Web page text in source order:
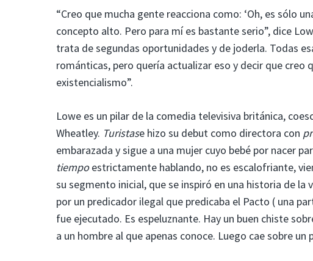
“Creo que mucha gente reacciona como: ‘Oh, es sólo
concepto alto. Pero para mí es bastante serio”, dice
trata de segundas oportunidades y de joderla. Todas
románticas, pero quería actualizar eso y decir que creo
existencialismo”.
Lowe es un pilar de la comedia televisiva británica,
Wheatley. Turistase hizo su debut como directora con
embarazada y sigue a una mujer cuyo bebé por nacer
tiempoestrictamente hablando, no es escalofriante,
su segmento inicial, que se inspiró en una historia de la
por un predicador ilegal que predicaba el Pacto ( una
fue ejecutado. Es espeluznante. Hay un buen chiste
a un hombre al que apenas conoce. Luego cae sobre un